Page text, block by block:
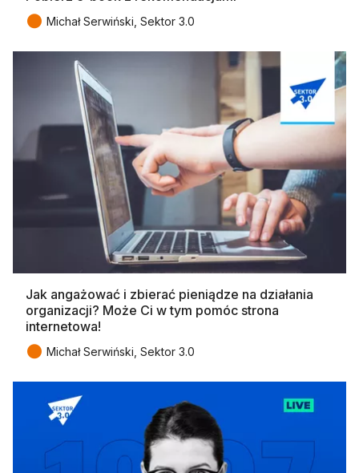
● Michał Serwiński, Sektor 3.0
Jak angażować i zbierać pieniądze na działania
organizacji? Może Ci w tym pomóc strona
internetowa!
● Michał Serwiński, Sektor 3.0